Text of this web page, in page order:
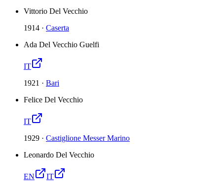
Vittorio Del Vecchio
1914 · Caserta
Ada Del Vecchio Guelfi
IT
1921 · Bari
Felice Del Vecchio
IT
1929 · Castiglione Messer Marino
Leonardo Del Vecchio
EN IT